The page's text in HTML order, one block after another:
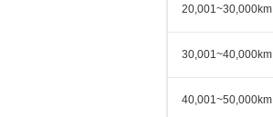
20,001~30,000km
30,001~40,000km
40,001~50,000km